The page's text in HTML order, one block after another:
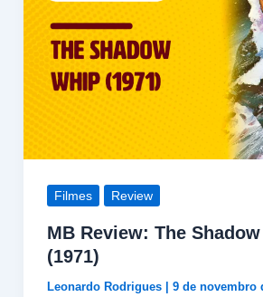
Filmes Review
MB Review: The
(1971)
Leonardo Rodrigues | 9 de novembro